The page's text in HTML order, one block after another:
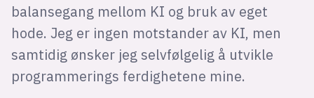
balansegang mellom KI og bruk av eget
hode. Jeg er ingen motstander av KI, men
samtidig ønsker jeg selvfølgelig å utvikle
programmerings ferdighetene mine.